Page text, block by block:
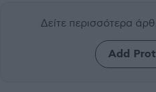
Δείτε περισσότερα
Add